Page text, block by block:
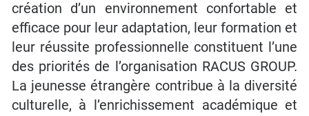
création d’un environnement confortable et
efficace pour leur adaptation, leur formation et
leur réussite professionnelle constituent l’une
des priorités de l’organisation RACUS GROUP.
La jeunesse étrangère contribue à la diversité
culturelle, à l’enrichissement académique et